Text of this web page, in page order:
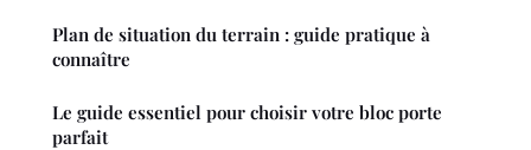
Plan de situation du terrain : guide pratique à
connaître
Le guide essentiel pour choisir votre bloc porte
parfait